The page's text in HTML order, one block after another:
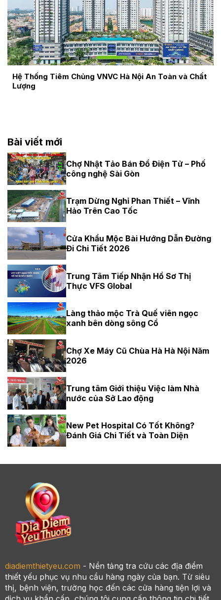
Hệ Thống Tiêm Chủng VNVC Hà Nội An Toàn và Chất
Lượng
Bài viết mới
Chợ Nhật Tảo Bán Đồ Điện Tử – Phố
công nghệ Sài Gòn
Trạm Dừng Nghỉ Phan Thiết – Vĩnh
Hảo Trên Cao Tốc
Cửa Khẩu Mộc Bài Hướng Dẫn Đường
Đi Chi Tiết 2026
Trung Tâm Tiếp Nhận Hồ Sơ Thị
Thực VFS Global
Làng thảo mộc Trà Quế viên ngọc
xanh bên dòng sông Cổ
Chợ Xe Máy Cũ Chùa Hà Hà Nội Năm
2026
Trung tâm Giới thiệu Việc làm Nhà
nước của Sở Lao động
New Pet Hospital Có Tốt Không?
Đánh Giá Chi Tiết và Toàn Diện
diadiemthietyeu.com - Nền tảng tra cứu các địa điểm
thiết yếu phục vụ nhu cầu hàng ngày của bạn. Từ siêu
thị, bệnh viện, trường học đến các cửa hàng tiện lợi và